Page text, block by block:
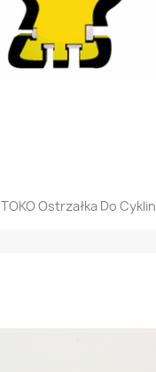
TOKO Ostrzałka Do Cyklin